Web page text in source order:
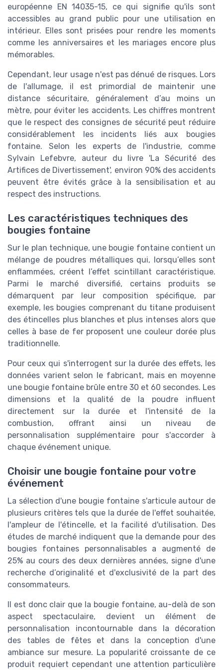
européenne EN 14035-15, ce qui signifie qu'ils sont
accessibles au grand public pour une utilisation en
intérieur. Elles sont prisées pour rendre les moments
comme les anniversaires et les mariages encore plus
mémorables.
Cependant, leur usage n'est pas dénué de risques. Lors
de l'allumage, il est primordial de maintenir une
distance sécuritaire, généralement d’au moins un
mètre, pour éviter les accidents. Les chiffres montrent
que le respect des consignes de sécurité peut réduire
considérablement les incidents liés aux bougies
fontaine. Selon les experts de l'industrie, comme
Sylvain Lefebvre, auteur du livre 'La Sécurité des
Artifices de Divertissement', environ 90% des accidents
peuvent être évités grâce à la sensibilisation et au
respect des instructions.
Les caractéristiques techniques des
bougies fontaine
Sur le plan technique, une bougie fontaine contient un
mélange de poudres métalliques qui, lorsqu’elles sont
enflammées, créent l’effet scintillant caractéristique.
Parmi le marché diversifié, certains produits se
démarquent par leur composition spécifique, par
exemple, les bougies comprenant du titane produisent
des étincelles plus blanches et plus intenses alors que
celles à base de fer proposent une couleur dorée plus
traditionnelle.
Pour ceux qui s'interrogent sur la durée des effets, les
données varient selon le fabricant, mais en moyenne
une bougie fontaine brûle entre 30 et 60 secondes. Les
dimensions et la qualité de la poudre influent
directement sur la durée et l'intensité de la
combustion, offrant ainsi un niveau de
personnalisation supplémentaire pour s'accorder à
chaque événement unique.
Choisir une bougie fontaine pour votre
événement
La sélection d'une bougie fontaine s'articule autour de
plusieurs critères tels que la durée de l'effet souhaitée,
l'ampleur de l'étincelle, et la facilité d'utilisation. Des
études de marché indiquent que la demande pour des
bougies fontaines personnalisables a augmenté de
25% au cours des deux dernières années, signe d'une
recherche d’originalité et d'exclusivité de la part des
consommateurs.
Il est donc clair que la bougie fontaine, au-delà de son
aspect spectaculaire, devient un élément de
personnalisation incontournable dans la décoration
des tables de fêtes et dans la conception d'une
ambiance sur mesure. La popularité croissante de ce
produit requiert cependant une attention particulière